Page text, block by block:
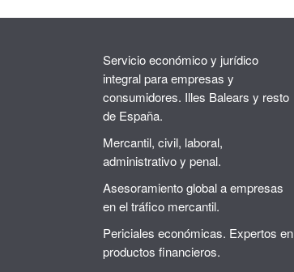
Servicio económico y jurídico
integral para empresas y
consumidores. Illes Balears y resto
de España.
Mercantil, civil, laboral,
administrativo y penal.
Asesoramiento global a empresas
en el tráfico mercantil.
Periciales económicas. Expertos en
productos financieros.